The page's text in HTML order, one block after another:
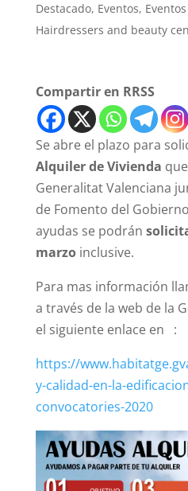
Destacado, Eventos,
Hairdressers and beauty
Compartir en RRSS
Se abre el plazo para
Alquiler de Vivienda
Generalitat Valenciana
de Fomento del
ayudas se podrán
marzoinclusive.
Para mas información
a través de la web de la
el siguiente enlace en :
https://
y-calidad-en-la-
convocatories-2020